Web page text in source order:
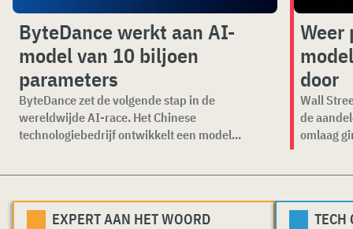
ByteDance werkt aan AI-
model van 10 biljoen
parameters
ByteDance zet de volgende stap in de
wereldwijde AI-race. Het Chinese
technologiebedrijf ontwikkelt een model...
Weer
door
Wall
de
omlaag
EXPERT AAN HET WOORD TECH